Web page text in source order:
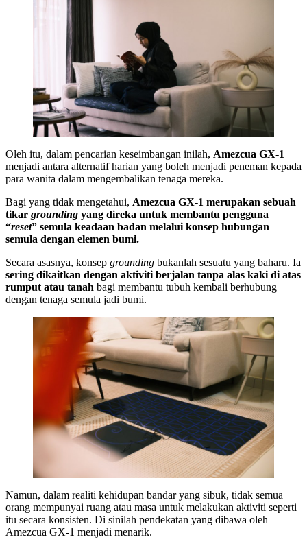
Oleh itu, dalam pencarian keseimbangan inilah, Amezcua GX-1
menjadi antara alternatif harian yang boleh menjadi peneman kepada
para wanita dalam mengembalikan tenaga mereka.
Bagi yang tidak mengetahui, Amezcua GX-1 merupakan sebuah
tikar grounding yang direka untuk membantu pengguna
“reset” semula keadaan badan melalui konsep hubungan
semula dengan elemen bumi.
Secara asasnya, konsep grounding bukanlah sesuatu yang baharu. Ia
sering dikaitkan dengan aktiviti berjalan tanpa alas kaki di atas
rumput atau tanah bagi membantu tubuh kembali berhubung
dengan tenaga semula jadi bumi.
Namun, dalam realiti kehidupan bandar yang sibuk, tidak semua
orang mempunyai ruang atau masa untuk melakukan aktiviti seperti
itu secara konsisten. Di sinilah pendekatan yang dibawa oleh
Amezcua GX-1 menjadi menarik.